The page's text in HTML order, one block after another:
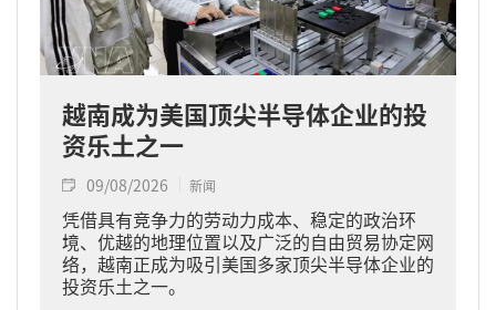
越南成为美国顶尖半导体企业的投
资乐土之一
09/08/2026 新闻
凭借具有竞争力的劳动力成本、稳定的政治环
境、优越的地理位置以及广泛的自由贸易协定网
络，越南正成为吸引美国多家顶尖半导体企业的
投资乐土之一。